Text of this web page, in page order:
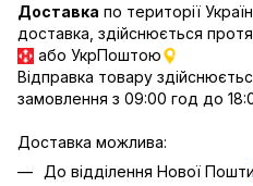
Доставка по території
доставка, здійснюється
або УкрПоштою
Відправка товару
замовлення з 09:00 год до
Доставка можлива:
До відділення Нової Пошти